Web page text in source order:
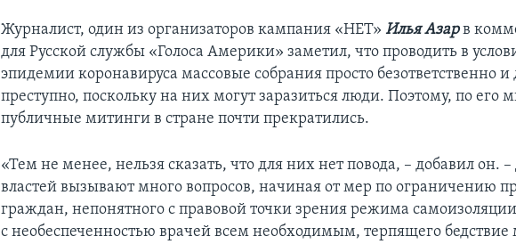
Журналист, один из организаторов кампания «НЕТ»Илья Азарв
для Русской службы «Голоса Америки» заметил, что проводить в
эпидемии коронавируса массовые собрания просто безответственно и
преступно, поскольку на них могут заразиться люди. Поэтому, по его
публичные митинги в стране почти прекратились.
«Тем не менее, нельзя сказать, что для них нет повода, – добавил он.
властей вызывают много вопросов, начиная от мер по ограничению
граждан, непонятного с правовой точки зрения режима
с необеспеченностью врачей всем необходимым, терпящего